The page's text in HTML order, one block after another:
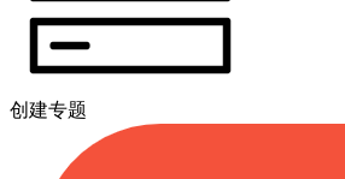
创建专题